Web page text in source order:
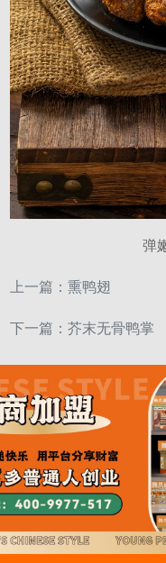
弹
上一篇： 熏鸭翅
下一篇： 芥末无骨鸭掌